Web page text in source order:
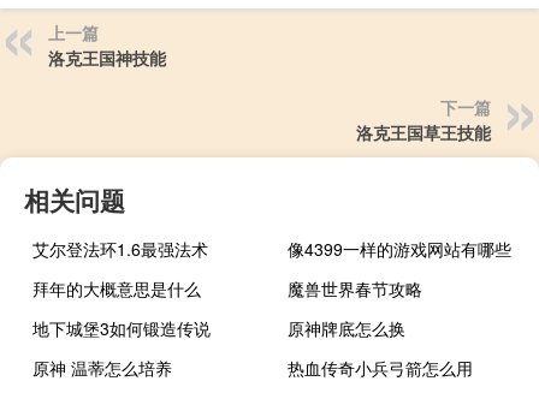
上一篇
洛克王国神技能
下一篇
洛克王国草王技能
相关问题
艾尔登法环1.6最强法术
像4399一样的游戏网站有哪些
拜年的大概意思是什么
魔兽世界春节攻略
地下城堡3如何锻造传说
原神牌底怎么换
原神 温蒂怎么培养
热血传奇小兵弓箭怎么用